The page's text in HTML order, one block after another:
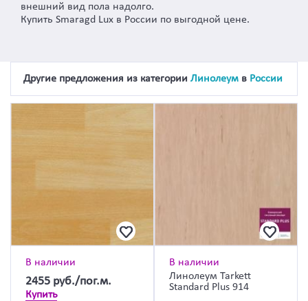
внешний вид пола надолго.
Купить Smaragd Lux в России по выгодной цене.
Другие предложения из категории Линолеум в России
В наличии
2455 руб./пог.м.
Купить
В наличии
Линолеум Tarkett
Standard Plus 914